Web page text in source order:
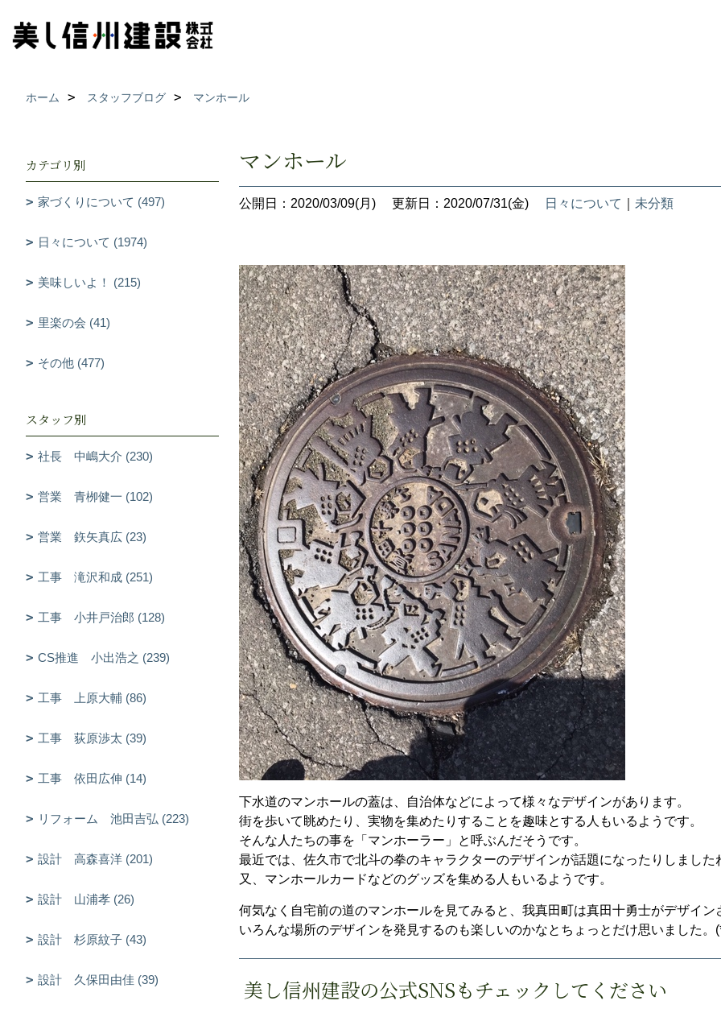
ホーム スタッフブログ マンホール
マンホール
公開日：2020/03/09(月) 更新日：2020/07/31(金) 日々について 未分類
下水道のマンホールの蓋は、自治体などによって様々なデザインがあります。
街を歩いて眺めたり、実物を集めたりすることを趣味とする人もいるようです。
そんな人たちの事を「マンホーラー」と呼ぶんだそうです。
最近では、佐久市で北斗の拳のキャラクターのデザインが話題になったりしました
又、マンホールカードなどのグッズを集める人もいるようです。
何気なく自宅前の道のマンホールを見てみると、我真田町は真田十勇士がデザイン
いろんな場所のデザインを発見するのも楽しいのかなとちょっとだけ思いました。
美し信州建設の公式SNSもチェックしてください
カテゴリ別
家づくりについて (497)
日々について (1974)
美味しいよ！ (215)
里楽の会 (41)
その他 (477)
スタッフ別
社長 中嶋大介 (230)
営業 青栁健一 (102)
営業 鉃矢真広 (23)
工事 滝沢和成 (251)
工事 小井戸治郎 (128)
CS推進 小出浩之 (239)
工事 上原大輔 (86)
工事 荻原渉太 (39)
工事 依田広伸 (14)
リフォーム 池田吉弘 (223)
設計 高森喜洋 (201)
設計 山浦孝 (26)
設計 杉原紋子 (43)
設計 久保田由佳 (39)